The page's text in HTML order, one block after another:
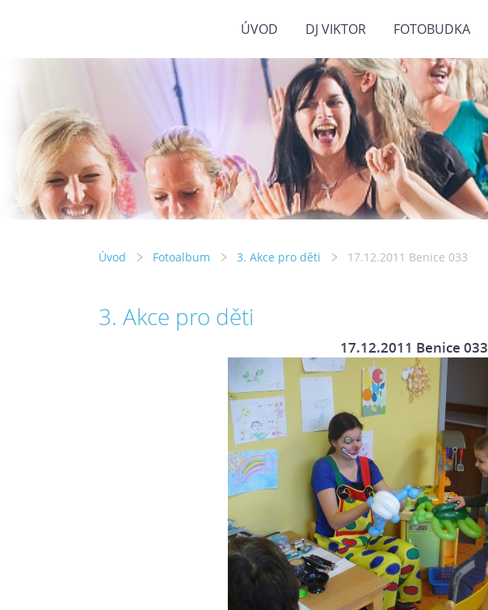
ÚVOD DJ VIKTOR FOTOBUDKA
Úvod Fotoalbum 3. Akce pro děti 17.12.2011 Benice 033
3. Akce pro děti
17.12.2011 Benice 033